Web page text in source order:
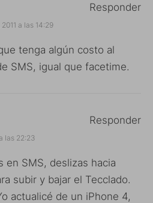
a las 14:29
tenga algún costo al
SMS, igual que facetime.
Responder
las 22:23
en SMS, deslizas hacia
subir y bajar el Tecclado.
actualicé de un iPhone 4,
Responder